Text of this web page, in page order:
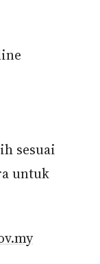
sesuai
untuk